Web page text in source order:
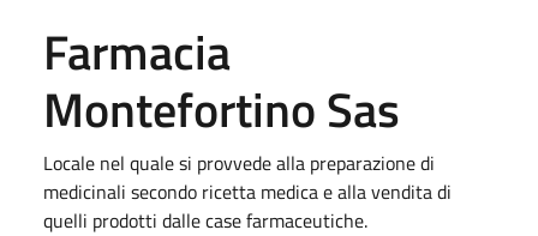
Farmacia
Montefortino Sas
Locale nel quale si provvede alla preparazione di
medicinali secondo ricetta medica e alla vendita di
quelli prodotti dalle case farmaceutiche.